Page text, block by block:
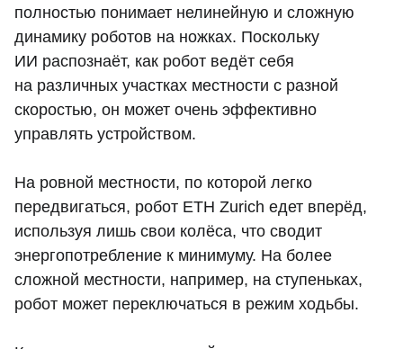
полностью понимает нелинейную и сложную
динамику роботов на ножках. Поскольку
ИИ распознаёт, как робот ведёт себя
на различных участках местности с разной
скоростью, он может очень эффективно
управлять устройством.
На ровной местности, по которой легко
передвигаться, робот ETH Zurich едет вперёд,
используя лишь свои колёса, что сводит
энергопотребление к минимуму. На более
сложной местности, например, на ступеньках,
робот может переключаться в режим ходьбы.